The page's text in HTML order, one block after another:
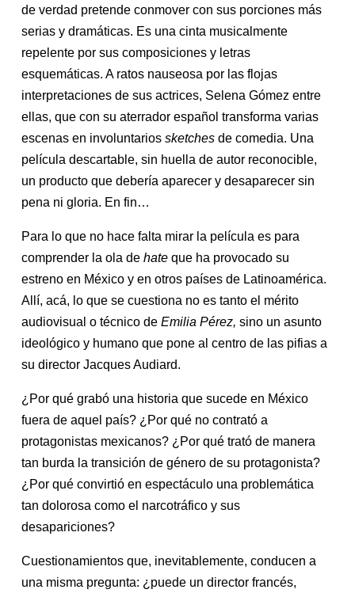
de verdad pretende conmover con sus porciones más
serias y dramáticas. Es una cinta musicalmente
repelente por sus composiciones y letras
esquemáticas. A ratos nauseosa por las flojas
interpretaciones de sus actrices, Selena Gómez entre
ellas, que con su aterrador español transforma varias
escenas en involuntarios sketchesde comedia. Una
película descartable, sin huella de autor reconocible,
un producto que debería aparecer y desaparecer sin
pena ni gloria. En fin…
Para lo que no hace falta mirar la película es para
comprender la ola de hateque ha provocado su
estreno en México y en otros países de Latinoamérica.
Allí, acá, lo que se cuestiona no es tanto el mérito
audiovisual o técnico de Emilia Pérez, sino un asunto
ideológico y humano que pone al centro de las pifias a
su director Jacques Audiard.
¿Por qué grabó una historia que sucede en México
fuera de aquel país? ¿Por qué no contrató a
protagonistas mexicanos? ¿Por qué trató de manera
tan burda la transición de género de su protagonista?
¿Por qué convirtió en espectáculo una problemática
tan dolorosa como el narcotráfico y sus
desapariciones?
Cuestionamientos que, inevitablemente, conducen a
una misma pregunta: ¿puede un director francés,